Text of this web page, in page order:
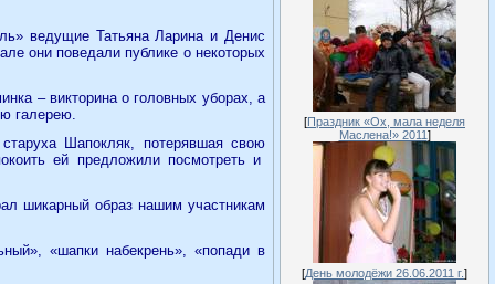
ведущие Татьяна Ларина и Денис
они поведали публике о некоторых
– викторина о головных уборах, а
галерею.
Шапокляк, потерявшая свою
ей предложили посмотреть и
шикарный образ нашим участникам
«шапки набекрень», «попади в
[Праздник «Ох, мала неделя
Маслена!» 2011]
[День молодёжи 26.06.2011 г.]